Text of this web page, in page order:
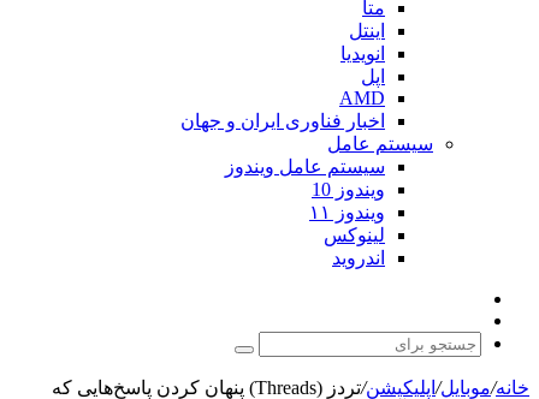
متا
اینتل
انویدیا
اپل
AMD
اخبار فناوری ایران و جهان
سیستم عامل
سیستم عامل ویندوز
ویندوز 10
ویندوز ۱۱
لینوکس
اندروید
پوسته
جستجو
برای
خانه/موبایل/ اپلیکیشن/
تردز (Threads) پنهان کردن پاسخ‌هایی که